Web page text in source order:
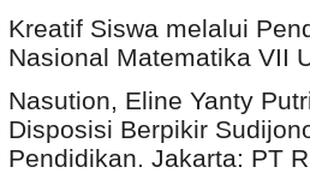
Kreatif Siswa melalui
Nasional Matematika VII
Nasution, Eline Yanty
Disposisi Berpikir
Pendidikan. Jakarta: PT